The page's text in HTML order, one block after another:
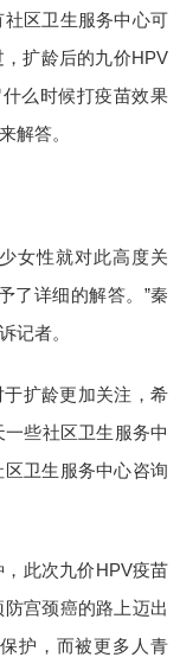
区卫生服务中心可
扩龄后的九价HPV
么时候打疫苗效果
解答。
女性就对此高度关
了详细的解答。”秦
记者。
扩龄更加关注，希
些社区卫生服务中
卫生服务中心咨询
此次九价HPV疫苗
宫颈癌的路上迈出
护，而被更多人青